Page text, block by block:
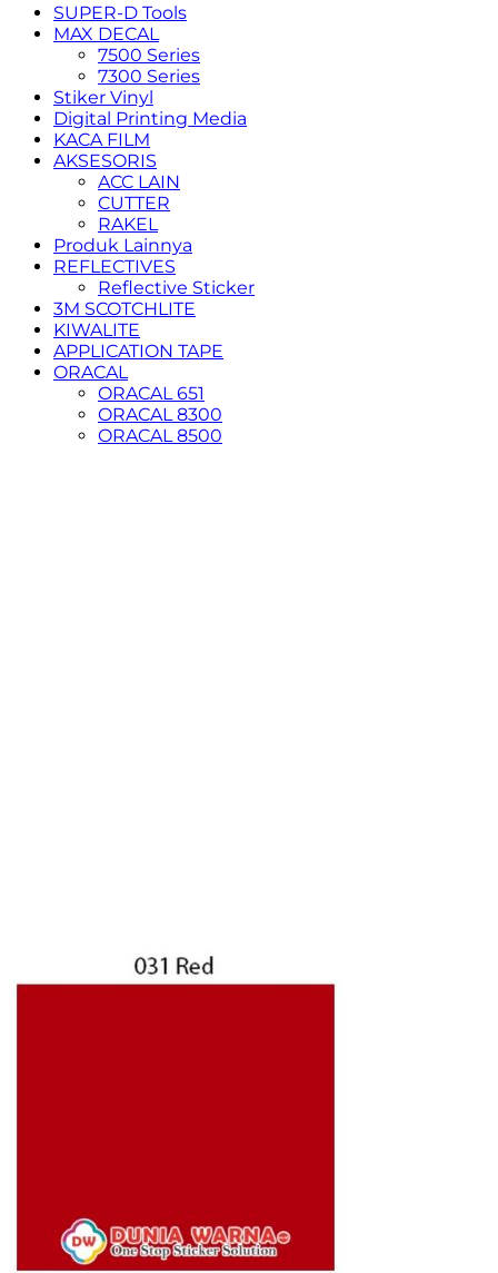
SUPER-D Tools
MAX DECAL
7500 Series
7300 Series
Stiker Vinyl
Digital Printing Media
KACA FILM
AKSESORIS
ACC LAIN
CUTTER
RAKEL
Produk Lainnya
REFLECTIVES
Reflective Sticker
3M SCOTCHLITE
KIWALITE
APPLICATION TAPE
ORACAL
ORACAL 651
ORACAL 8300
ORACAL 8500